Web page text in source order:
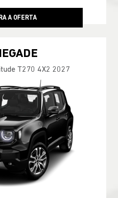
A OFERTA
T270 4X2 2027